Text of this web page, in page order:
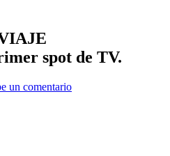
spot de TV.
un comentario